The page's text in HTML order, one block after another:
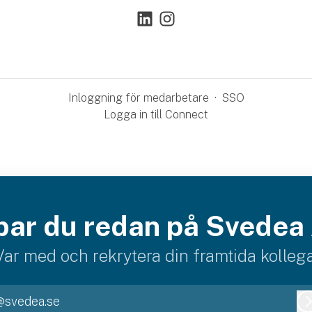
Inloggning för medarbetare · SSO
Logga in till Connect
du redan på Svedea
med och rekrytera din framtida